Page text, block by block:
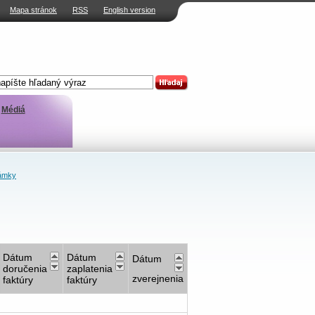
Mapa stránok RSS English version
Médiá
Dátum
doručenia
faktúry
Dátum
zaplatenia
faktúry
Dátum
zverejnenia